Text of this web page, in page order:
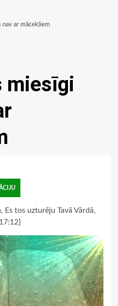
nav ar mācekļiem
miesīgi
Es tos uzturēju Tavā Vārdā,